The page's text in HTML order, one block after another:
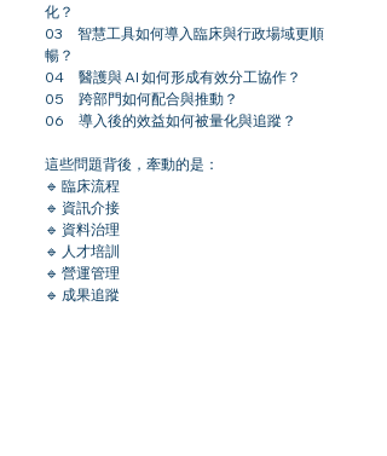
化？
03　智慧工具如何導入臨床與行政場域更順
暢？
04　醫護與 AI 如何形成有效分工協作？
05　跨部門如何配合與推動？
06　導入後的效益如何被量化與追蹤？
這些問題背後，牽動的是：
🔹 臨床流程
🔹 資訊介接
🔹 資料治理
🔹 人才培訓
🔹 營運管理
🔹 成果追蹤